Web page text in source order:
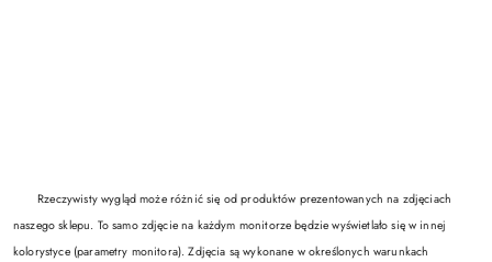
Rzeczywisty wygląd może różnić się od produktów prezentowanych na zdjęciach
naszego sklepu. To samo zdjęcie na każdym monitorze będzie wyświetlało się w innej
kolorystyce (parametry monitora). Zdjęcia są wykonane w określonych warunkach